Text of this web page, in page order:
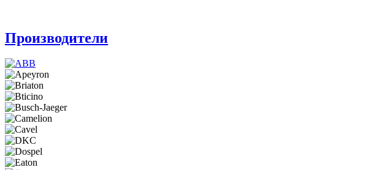
Производители